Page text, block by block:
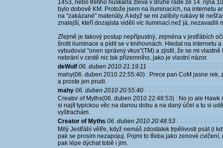
1453, nebo třetího huskarla zleva v druhé řadě ze 14. října
bylo dobově KM. Protože jsem na iluminacích, na internetu
na "zakázané" materiály. A když se mi zalíbily rukávy té
znalejší, kteří dozajista viděli víc iluminací než já, nezavadili
Zřejmě je takový postup nepřípustný, zejména v jestřábích
šrotit iluminace a pídit se v knihovnách. Hledat na internetu
vybudoval "onen správný vkus"(TM) a zjistil, že se mi
nebrání v cestě nic tak přízemního, jako je vlastní názor.
deWolf 06. duben 2010 21:19:11
mahy(06. duben 2010 22:55:40) : Prece pan CoM jasne
a proste jen prudi.
mahy 06. duben 2010 20:55:40
Creator of Myths(06. duben 2010 22:48:53) : No jo ale
si najít typickou věc na danou dobu a na daný účel a tu si
vyštrachám.
Creator of Myths 06. duben 2010 20:48:53
Milý Jestřábí větře, když nemáš zdostatek trpělivosti psát (i
pak se prosím nezapojuj. Pojmi to třeba jako zenové
pak lépe dýchat tobě i jim.